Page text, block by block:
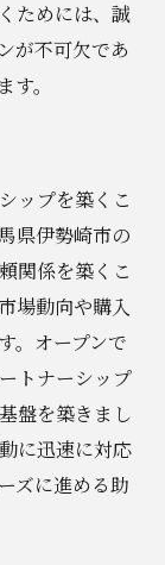
ためには、誠
が不可欠であ
。
ップを築くこ
県伊勢崎市の
関係を築くこ
場動向や購入
。オープンで
トナーシップ
盤を築きまし
に迅速に対応
ズに進める助